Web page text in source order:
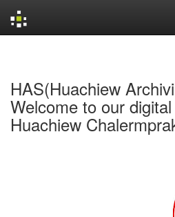
HAS(Huachiew
Welcome to our
Huachiew